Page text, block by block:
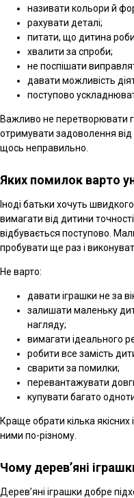
називати кольори й
рахувати деталі;
питати, що дитина
хвалити за спроби;
не поспішати
давати можливість
поступово
Важливо не перетворювати
отримувати задоволення
щось неправильно.
Яких помилок варто
Іноді батьки хочуть
вимагати від дитини
відбувається поступово.
пробувати ще раз і
Не варто:
давати іграшки не за
залишати маленьку
нагляду;
вимагати ідеального
робити все замість
сварити за помилки;
перевантажувати
купувати багато
Краще обрати кілька якісних
ними по-різному.
Чому дерев’яні
Дерев’яні іграшки добре